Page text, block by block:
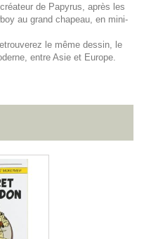
de Papyrus, après les
au grand chapeau, en mini-
le même dessin, le
entre Asie et Europe.